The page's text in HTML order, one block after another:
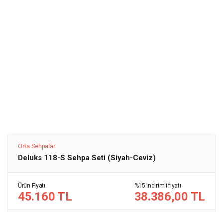
Orta Sehpalar
Deluks 118-S Sehpa Seti (Siyah-Ceviz)
Ürün Fiyatı
45.160 TL
%15 indirimli fiyatı
38.386,00 TL